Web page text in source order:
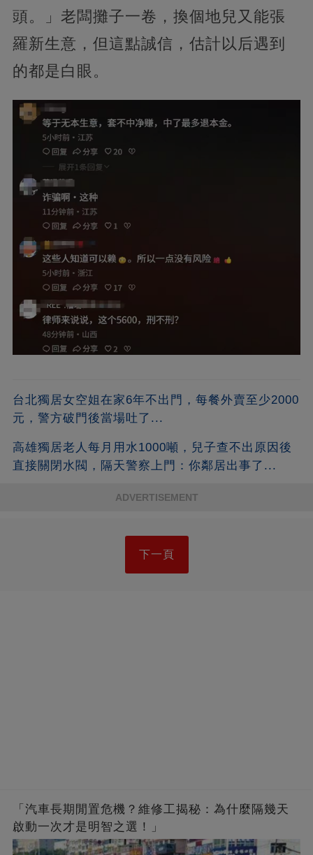
頭。」老闆攤子一卷，換個地兒又能張
羅新生意，但這點誠信，估計以后遇到
的都是白眼。
台北獨居女空姐在家6年不出門，每餐外賣至少2000
元，警方破門後當場吐了...
高雄獨居老人每月用水1000噸，兒子查不出原因後
直接關閉水閥，隔天警察上門：你鄰居出事了...
ADVERTISEMENT
下一頁
「汽車長期閒置危機？維修工揭秘：為什麼隔幾天
啟動一次才是明智之選！」